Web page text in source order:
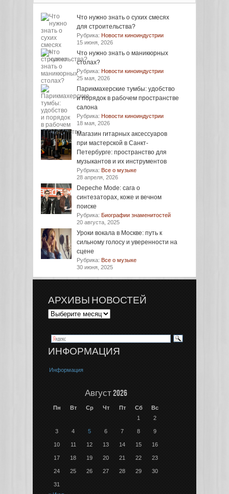
Что нужно знать о сухих смесях
для строительства?
Рубрика: Новости киноиндустрии
15 июня, 2026
Что нужно знать о маникюрных
столах?
Рубрика: Новости киноиндустрии
25 мая, 2026
Парикмахерские тумбы: удобство
и порядок в рабочем пространстве
салона
Рубрика: Новости киноиндустрии
18 мая, 2026
Магазин гитарных аксессуаров
при мастерской в Санкт-
Петербурге: пространство для
музыкантов и их инструментов
Рубрика: Все о музыке
28 апреля, 2026
Depeche Mode: сага о
синтезаторах, коже и вечном
поиске
Рубрика: Биографии знаменитостей
20 августа, 2025
Уроки вокала в Москве: путь к
сильному голосу и уверенности на
сцене
Рубрика: Все о музыке
30 июня, 2025
АРХИВЫ НОВОСТЕЙ
ИНФОРМАЦИЯ
Информация
Август 2026
Пн Вт Ср Чт Пт Сб
Вс
1
2
3 4 5 6 7 8 9
10 11 12 13 14 15 16
17 18 19 20 21 22 23
24 25 26 27 28 29 30
31